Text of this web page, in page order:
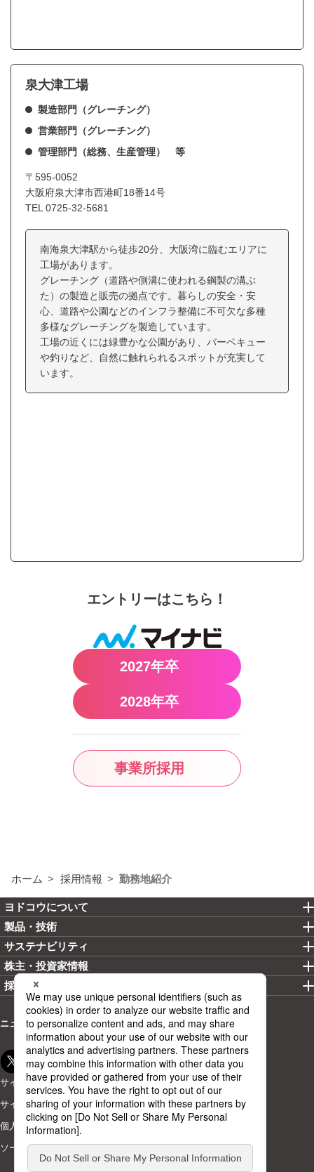
泉大津工場
製造部門（グレーチング）
営業部門（グレーチング）
管理部門（総務、生産管理） 等
〒595-0052
大阪府泉大津市西港町18番14号
TEL 0725-32-5681
南海泉大津駅から徒歩20分、大阪湾に臨むエリアに
工場があります。
グレーチング（道路や側溝に使われる鋼製の溝ぶ
た）の製造と販売の拠点です。暮らしの安全・安
心、道路や公園などのインフラ整備に不可欠な多種
多様なグレーチングを製造しています。
工場の近くには緑豊かな公園があり、バーベキュー
や釣りなど、自然に触れられるスポットが充実して
います。
エントリーはこちら！
2027年卒
2028年卒
事業所採用
ホーム 採用情報 勤務地紹介
ヨドコウについて
製品・技術
サステナビリティ
株主・投資家情報
採用情報
ニュースリリース お問い合わせ カタログ
サイトマップ
サイトのご利用にあたって
個人情報の取り扱いについて
ソーシャルメディアポリシー